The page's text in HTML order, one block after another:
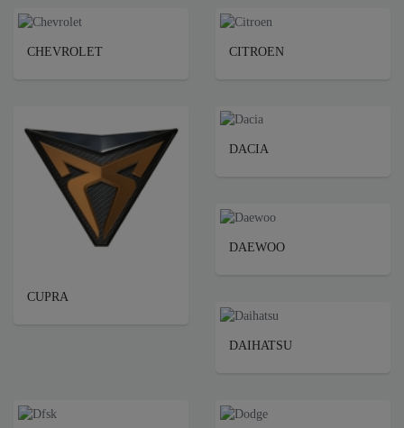
CHEVROLET CITROEN
CUPRA
DACIA
DAEWOO
DAIHATSU